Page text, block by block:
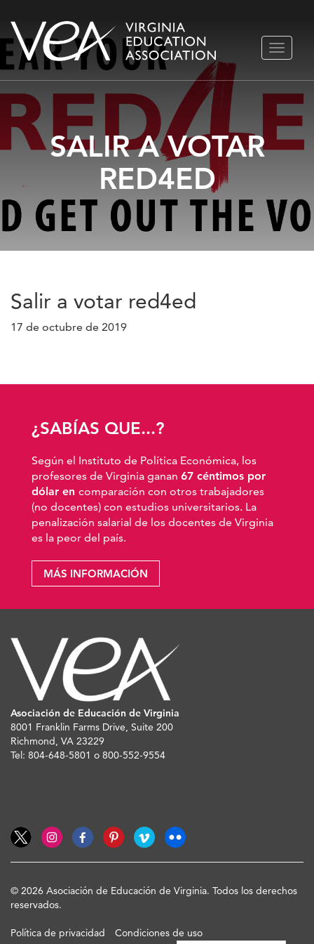
Ir
al
contenido
SALIR A VOTAR
RED4ED
Salir a votar red4ed
17 de octubre de 2019
¿SABÍAS QUE...?
Según el Instituto de Política Económica, los
profesores de Virginia ganan 67 céntimos por
dólar en comparación con otros trabajadores
(no docentes) con estudios universitarios. La
penalización salarial de los docentes de Virginia
es la peor del país.
MÁS INFORMACIÓN
Asociación de Educación de Virginia
8001 Franklin Farms Drive, Suite 200
Richmond, VA 23229
Tel: 804-648-5801 o 800-552-9554
© 2026 Asociación de Educación de Virginia. Todos los derechos
reservados.
Política de privacidad Condiciones de uso